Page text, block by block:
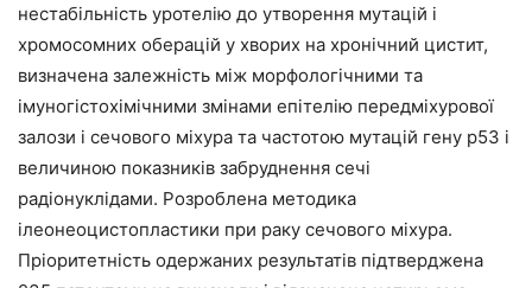
нестабільність уротелію до утворення мутацій і
хромосомних оберацій у хворих на хронічний цистит,
визначена залежність між морфологічними та
імуногістохімічними змінами епітелію передміхурової
залози і сечового міхура та частотою мутацій гену р53 і
величиною показників забруднення сечі
радіонуклідами. Розроблена методика
ілеонеоцистопластики при раку сечового міхура.
Пріоритетність одержаних результатів підтверджена